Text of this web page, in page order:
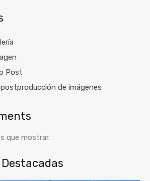
Post
de imágenes
que mostrar.